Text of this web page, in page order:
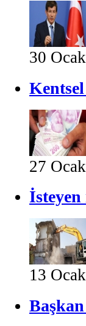
30
27
13